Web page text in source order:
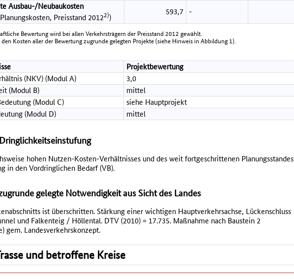
Ausbau-/Neubaukosten
Preisstand 20122))
593,7 -
Bewertung wird bei allen Verkehrsträgern der Preisstand 2012 gewählt.
Kosten aller der Bewertung zugrunde gelegten Projekte (siehe Hinweis in Abbildung 1).
Projektbewertung
(NKV) (Modul A)
3,0
(Modul B)
mittel
(Modul C)
siehe Hauptprojekt
(Modul D)
mittel
hohen Nutzen-Kosten-Verhältnisses und des weit fortgeschrittenen Planungsstandes
in den Vordringlichen Bedarf (VB).
gelegte Notwendigkeit aus Sicht des Landes
ist überschritten. Stärkung einer wichtigen Hauptverkehrsachse, Lückenschluss
und Falkenteig / Höllental. DTV (2010) = 17.735. Maßnahme nach Baustein 2
gem. Landesverkehrskonzept.
und betroffene Kreise